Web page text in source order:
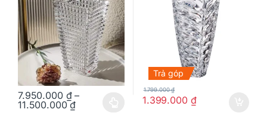
7.950.000 ₫–
11.500.000₫
Sản phẩm này có nhiều biến thể. Các tùy chọn có thể được
Trả góp
1.399.000 ₫
1.799.000₫